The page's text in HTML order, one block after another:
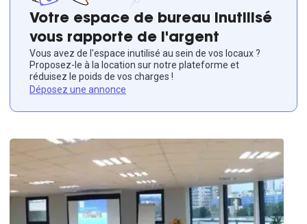
Votre espace de bureau inutilisé
vous rapporte de l'argent
Vous avez de l'espace inutilisé au sein de vos locaux ?
Proposez-le à la location sur notre plateforme et
réduisez le poids de vos charges !
Déposez une annonce